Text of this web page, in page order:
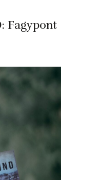
Fagypont